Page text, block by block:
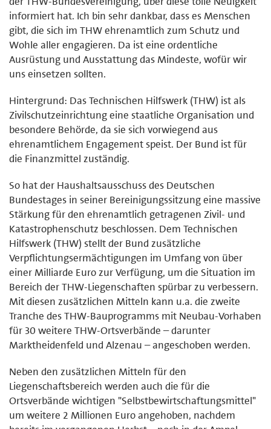
informiert hat. Ich bin sehr dankbar, dass es Menschen
gibt, die sich im THW ehrenamtlich zum Schutz und
Wohle aller engagieren. Da ist eine ordentliche
Ausrüstung und Ausstattung das Mindeste, wofür wir
uns einsetzen sollten.
Hintergrund: Das Technischen Hilfswerk (THW) ist als
Zivilschutzeinrichtung eine staatliche Organisation und
besondere Behörde, da sie sich vorwiegend aus
ehrenamtlichem Engagement speist. Der Bund ist für
die Finanzmittel zuständig.
So hat der Haushaltsausschuss des Deutschen
Bundestages in seiner Bereinigungssitzung eine massive
Stärkung für den ehrenamtlich getragenen Zivil- und
Katastrophenschutz beschlossen. Dem Technischen
Hilfswerk (THW) stellt der Bund zusätzliche
Verpflichtungsermächtigungen im Umfang von über
einer Milliarde Euro zur Verfügung, um die Situation im
Bereich der THW-Liegenschaften spürbar zu verbessern.
Mit diesen zusätzlichen Mitteln kann u.a. die zweite
Tranche des THW-Bauprogramms mit Neubau-Vorhaben
für 30 weitere THW-Ortsverbände – darunter
Marktheidenfeld und Alzenau – angeschoben werden.
Neben den zusätzlichen Mitteln für den
Liegenschaftsbereich werden auch die für die
Ortsverbände wichtigen "Selbstbewirtschaftungsmittel"
um weitere 2 Millionen Euro angehoben, nachdem